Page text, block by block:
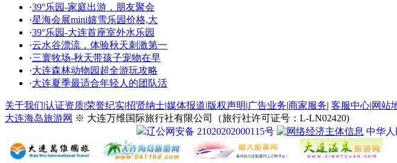
·39°乐园-家庭出游，朋友聚会
·星海会展mini嬉雪乐园价格,大
·39°乐园-大连首座室外水乐园
·云水谷漂流，体验秋天刺激第一
·三寰牧场-秋天带孩子宠物在早
·大连森林动物园超全游玩攻略
·大连夏季最适合年轻人的团队活
关于我们|认证资质|荣誉纪实|招贤纳士|媒体报道|版权声明|广告业务|商家服务| 客服中心|网站
大连海岛旅游网 ※ 大连万维国际旅行社有限公司（旅行社许可证号：L-LN02420)
辽公网安备 21020202000115号
中华人